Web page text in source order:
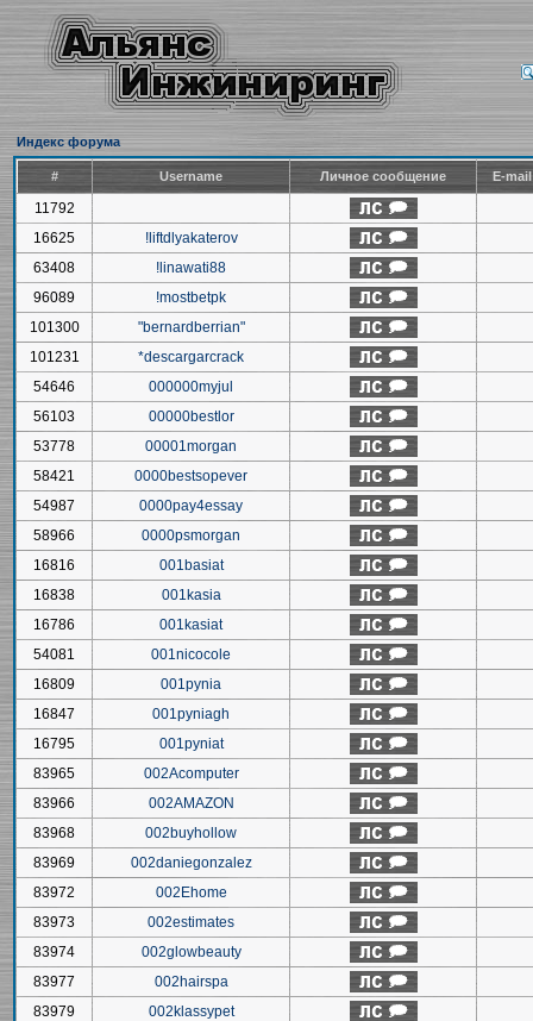
Индекс форума
# Username Личное сообщение E-
11792
16625
!liftdlyakaterov
63408
!linawati88
96089
!mostbetpk
101300
"bernardberrian"
101231
*descargarcrack
54646
000000myjul
56103
00000bestlor
53778
00001morgan
58421
0000bestsopever
54987
0000pay4essay
58966
0000psmorgan
16816
001basiat
16838
001kasia
16786
001kasiat
54081
001nicocole
16809
001pynia
16847
001pyniagh
16795
001pyniat
83965
002Acomputer
83966
002AMAZON
83968
002buyhollow
83969
002daniegonzalez
83972
002Ehome
83973
002estimates
83974
002glowbeauty
83977
002hairspa
83979
002klassypet